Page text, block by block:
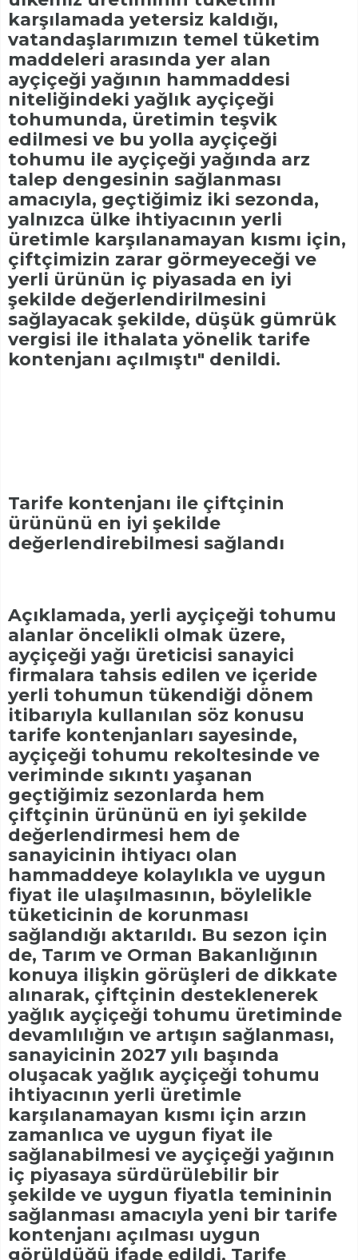
karşılamada yetersiz kaldığı,
vatandaşlarımızın temel tüketim
maddeleri arasında yer alan
ayçiçeği yağının hammaddesi
niteliğindeki yağlık ayçiçeği
tohumunda, üretimin teşvik
edilmesi ve bu yolla ayçiçeği
tohumu ile ayçiçeği yağında arz
talep dengesinin sağlanması
amacıyla, geçtiğimiz iki sezonda,
yalnızca ülke ihtiyacının yerli
üretimle karşılanamayan kısmı için,
çiftçimizin zarar görmeyeceği ve
yerli ürünün iç piyasada en iyi
şekilde değerlendirilmesini
sağlayacak şekilde, düşük gümrük
vergisi ile ithalata yönelik tarife
kontenjanı açılmıştı" denildi.
Tarife kontenjanı ile çiftçinin
ürününü en iyi şekilde
değerlendirebilmesi sağlandı
Açıklamada, yerli ayçiçeği tohumu
alanlar öncelikli olmak üzere,
ayçiçeği yağı üreticisi sanayici
firmalara tahsis edilen ve içeride
yerli tohumun tükendiği dönem
itibarıyla kullanılan söz konusu
tarife kontenjanları sayesinde,
ayçiçeği tohumu rekoltesinde ve
veriminde sıkıntı yaşanan
geçtiğimiz sezonlarda hem
çiftçinin ürününü en iyi şekilde
değerlendirmesi hem de
sanayicinin ihtiyacı olan
hammaddeye kolaylıkla ve uygun
fiyat ile ulaşılmasının, böylelikle
tüketicinin de korunması
sağlandığı aktarıldı. Bu sezon için
de, Tarım ve Orman Bakanlığının
konuya ilişkin görüşleri de dikkate
alınarak, çiftçinin desteklenerek
yağlık ayçiçeği tohumu üretiminde
devamlılığın ve artışın sağlanması,
sanayicinin 2027 yılı başında
oluşacak yağlık ayçiçeği tohumu
ihtiyacının yerli üretimle
karşılanamayan kısmı için arzın
zamanlıca ve uygun fiyat ile
sağlanabilmesi ve ayçiçeği yağının
iç piyasaya sürdürülebilir bir
şekilde ve uygun fiyatla temininin
sağlanması amacıyla yeni bir tarife
kontenjanı açılması uygun
görüldüğü ifade edildi. Tarife